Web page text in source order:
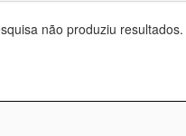
não produziu resultados.